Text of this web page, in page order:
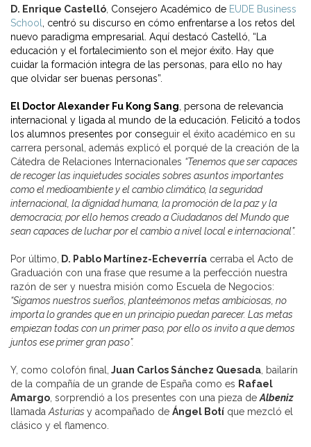
D. Enrique Castelló, Consejero Académico de EUDE Business
School, centró su discurso en cómo enfrentarse a los retos del
nuevo paradigma empresarial. Aquí destacó Castelló, “La
educación y el fortalecimiento son el mejor éxito. Hay que
cuidar la formación integra de las personas, para ello no hay
que olvidar ser buenas personas”.
El Doctor Alexander Fu Kong Sang, persona de relevancia
internacional y ligada al mundo de la educación. Felicitó a todos
los alumnos presentes por conseguir el éxito académico en su
carrera personal, además explicó el porqué de la creación de la
Cátedra de Relaciones Internacionales “Tenemos que ser capaces
de recoger las inquietudes sociales sobres asuntos importantes
como el medioambiente y el cambio climático, la seguridad
internacional, la dignidad humana, la promoción de la paz y la
democracia; por ello hemos creado a Ciudadanos del Mundo que
sean capaces de luchar por el cambio a nivel local e internacional”.
Por último, D. Pablo Martínez-Echeverría cerraba el Acto de
Graduación con una frase que resume a la perfección nuestra
razón de ser y nuestra misión como Escuela de Negocios:
“Sigamos nuestros sueños, planteémonos metas ambiciosas, no
importa lo grandes que en un principio puedan parecer. Las metas
empiezan todas con un primer paso, por ello os invito a que demos
juntos ese primer gran paso”.
Y, como colofón final, Juan Carlos Sánchez Quesada, bailarín
de la compañía de un grande de España como es Rafael
Amargo, sorprendió a los presentes con una pieza deAlbeniz
llamadaAsturias y acompañado de Ángel Botí que mezcló el
clásico y el flamenco.